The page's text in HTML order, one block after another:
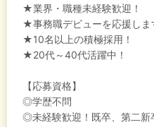
★業界・職種未経験歓迎！
★事務職デビューを応援しま
★10名以上の積極採用！
★20代～40代活躍中！
【応募資格】
◎学歴不問
◎未経験歓迎！既卒、第二新